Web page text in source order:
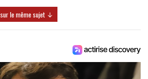
le même sujet ↓